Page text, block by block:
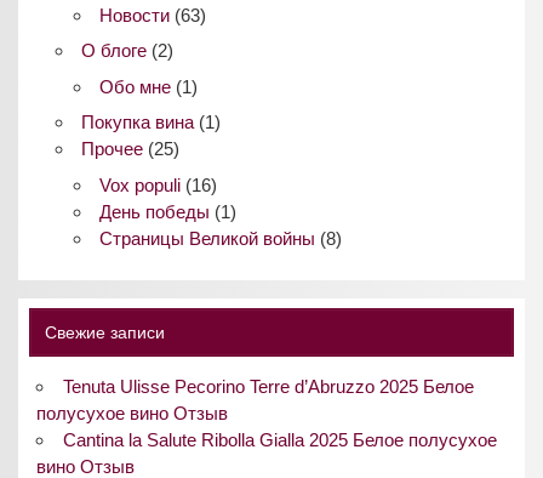
Новости(63)
О блоге(2)
Обо мне(1)
Покупка вина(1)
Прочее(25)
Vox populi(16)
День победы (1)
Страницы Великой войны (8)
Свежие записи
Tenuta Ulisse Pecorino Terre d’Abruzzo 2025 Белое
полусухое вино Отзыв
Cantina la Salute Ribolla Gialla 2025 Белое полусухое
вино Отзыв